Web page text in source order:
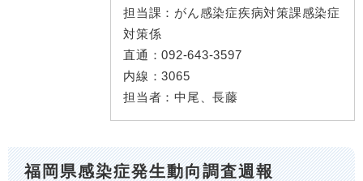
担当課： がん感染症疾病対策課感染症
対策係
直通：092-643-3597
内線：3065
担当者： 中尾、長藤
福岡県感染症発生動向調査週報